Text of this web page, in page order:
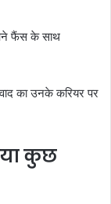
फैंस के साथ
का उनके करियर पर
कुछ